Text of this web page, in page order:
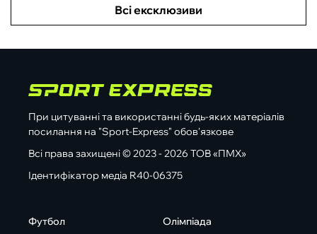
Всі ексклюзиви
При цитуванні та використанні будь-яких матеріалів
посилання на "Sport-Express" обов'язкове
Всі права захищені © 2023 - 2026 ТОВ «ПМХ»
Ідентифікатор медіа R40-06375
Футбол
Олімпіада